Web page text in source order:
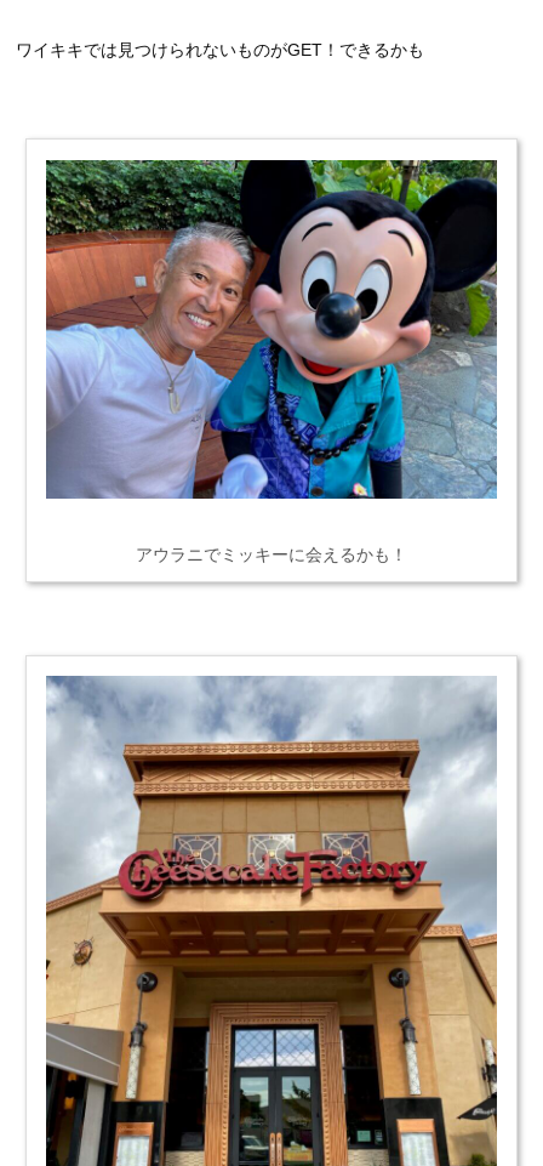
ワイキキでは見つけられないものがGET！できるかも
アウラニでミッキーに会えるかも！